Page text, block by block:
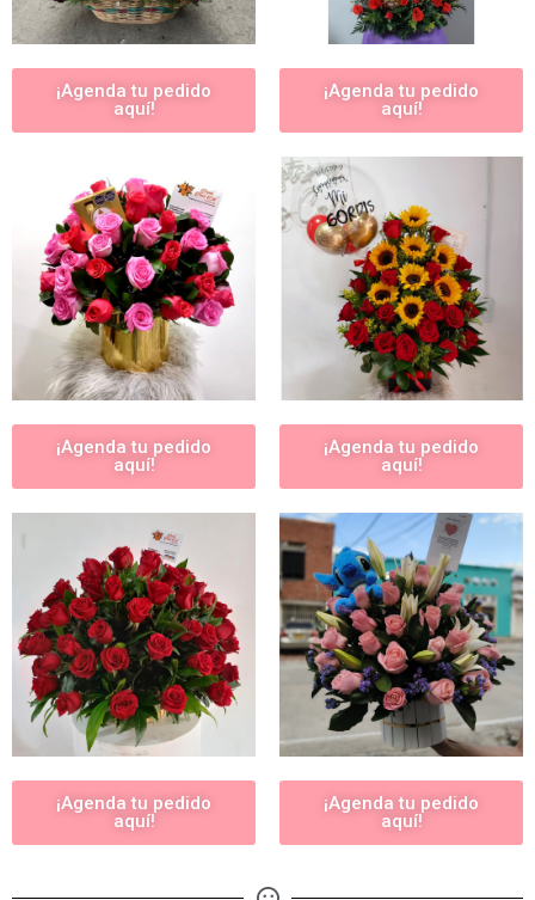
¡Agenda tu pedido
aquí!
¡Agenda tu pedido
aquí!
¡Agenda tu pedido
aquí!
¡Agenda tu pedido
aquí!
¡Agenda tu pedido
aquí!
¡Agenda tu pedido
aquí!